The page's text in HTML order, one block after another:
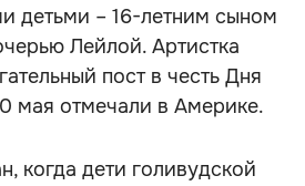
детьми – 16-летним сыном
Лейлой. Артистка
пост в честь Дня
мая отмечали в Америке.
когда дети голивудской